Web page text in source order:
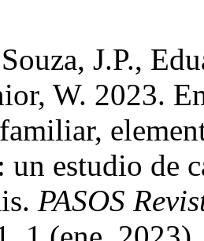
J.P.,
W. 2023.
estudio de
PASOS